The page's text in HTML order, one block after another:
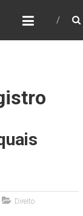
Direito